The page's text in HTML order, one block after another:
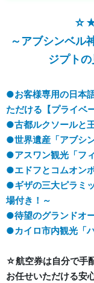
☆★
～アブシンベル
ジプト
●お客様専用の日本
ただける【プライベ
●古都ルクソールと
●世界遺産「アブシ
●アスワン観光「フ
●エドフとコムオン
●ギザの三大ピラミ
場付き！～
●待望のグランドオ
●カイロ市内観光「
☆航空券は自分で手
お任せいただける安